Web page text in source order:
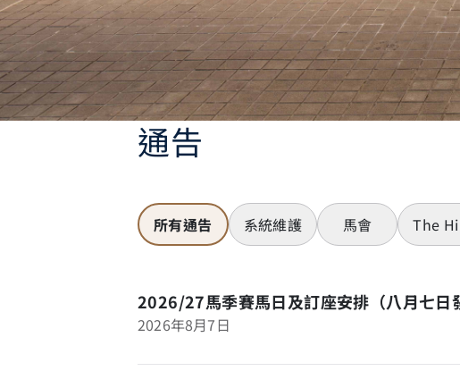
通告
所有通告 系統維護 馬會 The
2026/27馬季賽馬日及訂座安排（八月七日
2026年8月7日